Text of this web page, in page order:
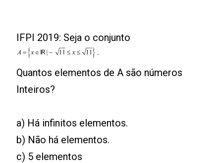
IFPI 2019: Seja o conjunto
Quantos elementos de A são números
Inteiros?
a) Há infinitos elementos.
b) Não há elementos.
c) 5 elementos